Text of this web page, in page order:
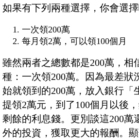
如果有下列兩種選擇，你會選擇
一次領200萬
每月領2萬，可以領100個月
雖然兩者之總數都是200萬，相
種：一次領200萬。因為最差狀
始就領到的200萬，放入銀行「
提領2萬元，到了100個月以後
剩餘的利息錢。更別談這200萬
外的投資，獲取更大的報酬。